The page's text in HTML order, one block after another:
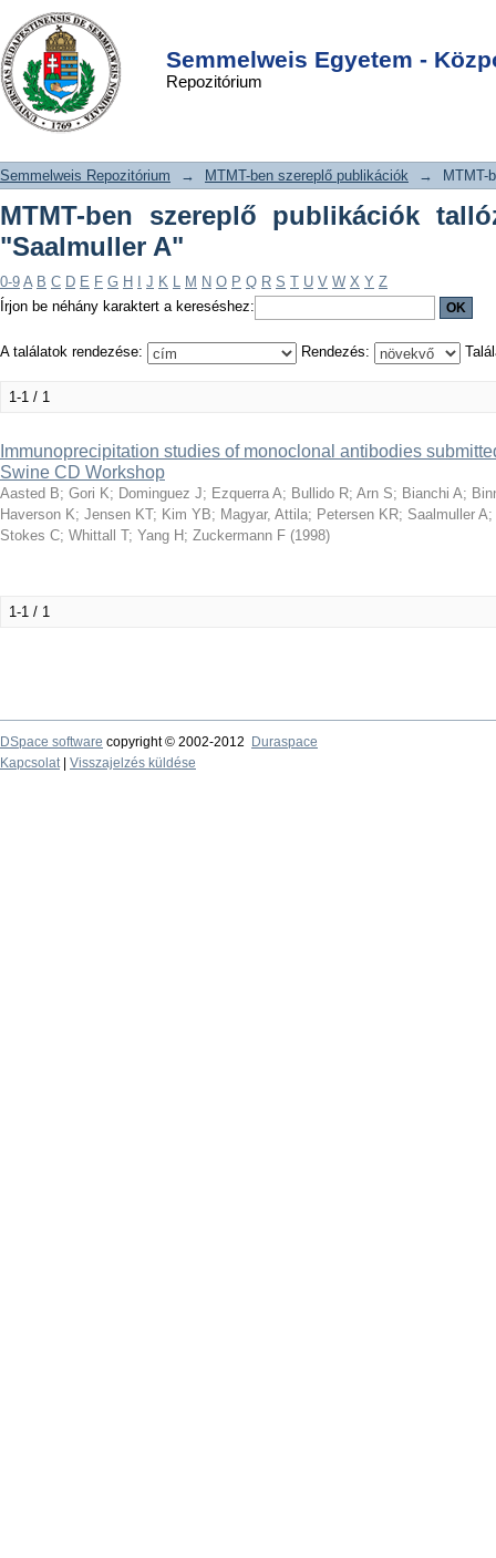
Semmelweis Egyetem -
Repozitórium
MTMT-ben szereplő publikációk
tallózása szerző szerint "Saalmuller A"
DSpace/Manakin Repository
Semmelweis Repozitórium → MTMT-ben szereplő publikációk → MTMT-
MTMT-ben szereplő publikációk
"Saalmuller A"
0-9 A B C D E F G H J K L M N O P Q R S T U V W X Y Z
Írjon be néhány karaktert a kereséshez:
A találatok rendezése: Rendezés:
1-1 / 1
Immunoprecipitation studies of monoclonal antibodies
Swine CD Workshop
Aasted B; Gori K; Dominguez J; Ezquerra A; Bullido R; Arn S; Bianchi A;
Haverson K; Jensen KT; Kim YB; Magyar, Attila; Petersen KR; Saalmuller A;
Stokes C; Whittall T; Yang H ; Zuckermann F (1998)
1-1 / 1
DSpace software copyright © 2002-2012
Duraspace
Kapcsolat| Visszajelzés küldése